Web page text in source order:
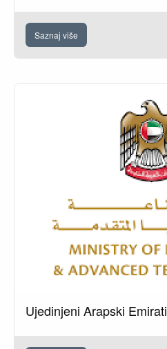
Saznaj više
Ujedinjeni Arapski Emirati